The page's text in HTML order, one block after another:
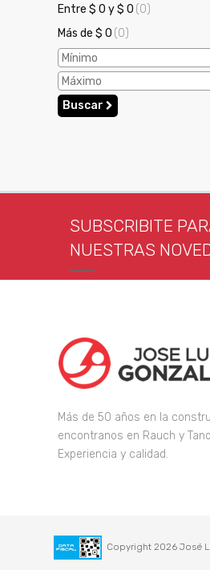
Entre $ 0 y $ 0 (0)
Más de $ 0 (0)
Buscar
SUBSCRIBITE
NUESTRAS
Más de 50 años en la
encontranos en Rauch y
Experiencia y calidad.
Copyright 2026 José